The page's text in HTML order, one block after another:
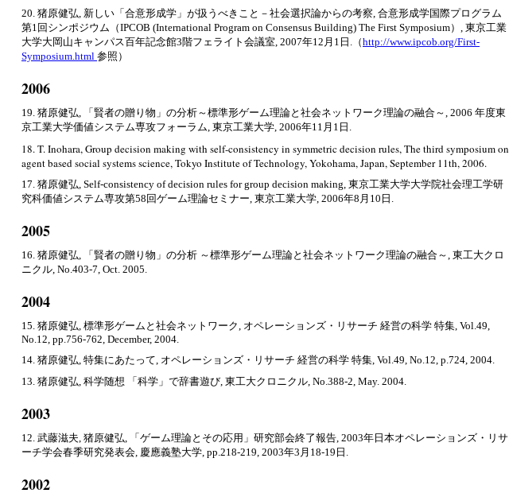
20. 猪原健弘, 新しい「合意形成学」が扱うべきこと－社会選択論からの考察, 合意形成学国際プログラム
第1回シンポジウム（IPCOB (International Program on Consensus Building) The First Symposium）, 東京工業
大学大岡山キャンパス百年記念館3階フェライト会議室, 2007年12月1日.（http://www.ipcob.org/First-
Symposium.html 参照）
2006
19. 猪原健弘, 「賢者の贈り物」の分析～標準形ゲーム理論と社会ネットワーク理論の融合～, 2006 年度東
京工業大学価値システム専攻フォーラム, 東京工業大学, 2006年11月1日.
18. T. Inohara, Group decision making with self-consistency in symmetric decision rules, The third symposium on
agent based social systems science, Tokyo Institute of Technology, Yokohama, Japan, September 11th, 2006.
17. 猪原健弘, Self-consistency of decision rules for group decision making, 東京工業大学大学院社会理工学研
究科価値システム専攻第58回ゲーム理論セミナー, 東京工業大学, 2006年8月10日.
2005
16. 猪原健弘, 「賢者の贈り物」の分析 ～標準形ゲーム理論と社会ネットワーク理論の融合～, 東工大クロ
ニクル, No.403-7, Oct. 2005.
2004
15. 猪原健弘, 標準形ゲームと社会ネットワーク, オペレーションズ・リサーチ 経営の科学 特集, Vol.49,
No.12, pp.756-762, December, 2004.
14. 猪原健弘, 特集にあたって, オペレーションズ・リサーチ 経営の科学 特集, Vol.49, No.12, p.724, 2004.
13. 猪原健弘, 科学随想 「科学」で辞書遊び, 東工大クロニクル, No.388-2, May. 2004.
2003
12. 武藤滋夫, 猪原健弘, 「ゲーム理論とその応用」研究部会終了報告, 2003年日本オペレーションズ・リサ
ーチ学会春季研究発表会, 慶應義塾大学, pp.218-219, 2003年3月18-19日.
2002